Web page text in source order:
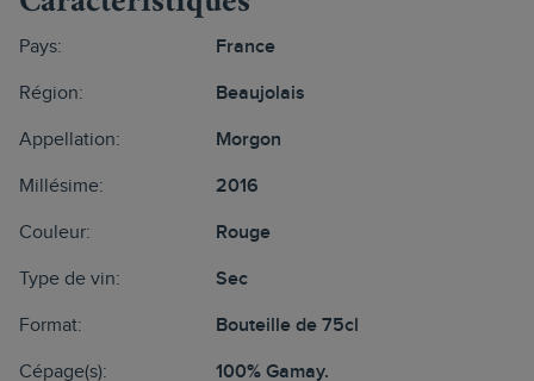
Pays: France
Région: Beaujolais
Appellation: Morgon
Millésime: 2016
Couleur: Rouge
Type de vin: Sec
Format: Bouteille de 75cl
Cépage(s): 100% Gamay.